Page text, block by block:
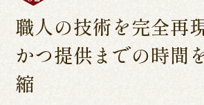
職人の技術を完全再
かつ提供までの時間
縮